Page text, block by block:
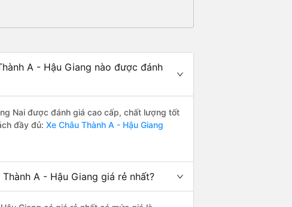
A - Hậu Giang nào được đánh
Nai được đánh giá cao cấp, chất lượng tốt
đầy đủ: Xe Châu Thành A - Hậu Giang
A - Hậu Giang giá rẻ nhất?